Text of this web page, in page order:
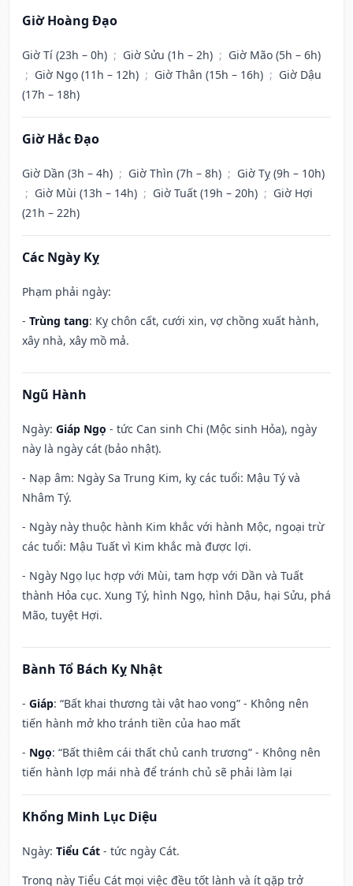
Giờ Hoàng Đạo
Giờ Tí (23h – 0h) ; Giờ Sửu (1h – 2h) ; Giờ Mão (5h – 6h)
; Giờ Ngọ (11h – 12h) ; Giờ Thân (15h – 16h) ; Giờ Dậu
(17h – 18h)
Giờ Hắc Đạo
Giờ Dần (3h – 4h) ; Giờ Thìn (7h – 8h) ; Giờ Tỵ (9h – 10h)
; Giờ Mùi (13h – 14h) ; Giờ Tuất (19h – 20h) ; Giờ Hợi
(21h – 22h)
Các Ngày Kỵ
Phạm phải ngày:
- Trùng tang: Kỵ chôn cất, cưới xin, vợ chồng xuất hành,
xây nhà, xây mồ mả.
Ngũ Hành
Ngày: Giáp Ngọ - tức Can sinh Chi (Mộc sinh Hỏa), ngày
này là ngày cát (bảo nhật).
- Nạp âm: Ngày Sa Trung Kim, kỵ các tuổi: Mậu Tý và
Nhâm Tý.
- Ngày này thuộc hành Kim khắc với hành Mộc, ngoại trừ
các tuổi: Mậu Tuất vì Kim khắc mà được lợi.
- Ngày Ngọ lục hợp với Mùi, tam hợp với Dần và Tuất
thành Hỏa cục. Xung Tý, hình Ngọ, hình Dậu, hại Sửu, phá
Mão, tuyệt Hợi.
Bành Tổ Bách Kỵ Nhật
- Giáp: “Bất khai thương tài vật hao vong” - Không nên
tiến hành mở kho tránh tiền của hao mất
- Ngọ: “Bất thiêm cái thất chủ canh trương” - Không nên
tiến hành lợp mái nhà để tránh chủ sẽ phải làm lại
Khổng Minh Lục Diệu
Ngày: Tiểu Cát - tức ngày Cát.
Trong này Tiểu Cát mọi việc đều tốt lành và ít gặp trở